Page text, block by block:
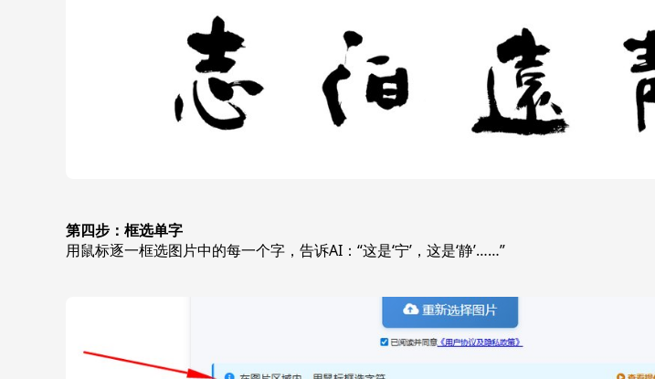
第四步：框选单字
用鼠标逐一框选图片中的每一个字，告诉AI：“这是‘宁’，这是‘静’……”